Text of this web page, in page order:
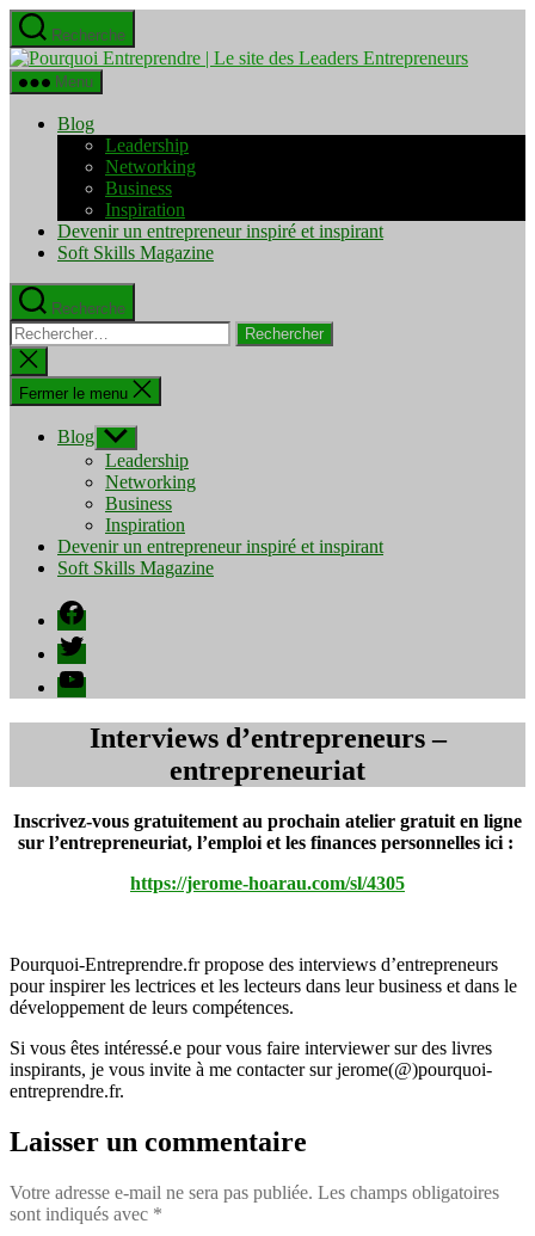
Aller
au
contenu
Recherche
Pourquoi
Menu
Blog
Leadership
Networking
Business
Inspiration
Devenir un entrepreneur inspiré et inspirant
Soft Skills Magazine
Recherche
Rechercher :
Fermer
la
recherche
Fermer le menu
Blog Afficher
le
sous-
menu
Leadership
Networking
Business
Inspiration
Devenir un entrepreneur inspiré et inspirant
Soft Skills Magazine
Facebook
Twitter
YouTube
Interviews d’entrepreneurs –
entrepreneuriat
Inscrivez-vous gratuitement au prochain atelier gratuit en ligne
sur l’entrepreneuriat, l’emploi et les finances personnelles ici :
https://jerome-hoarau.com/sl/4305
Pourquoi-Entreprendre.fr propose des interviews d’entrepreneurs
pour inspirer les lectrices et les lecteurs dans leur business et dans le
développement de leurs compétences.
Si vous êtes intéressé.e pour vous faire interviewer sur des livres
inspirants, je vous invite à me contacter sur jerome(@)pourquoi-
entreprendre.fr.
Laisser un commentaire
Votre adresse e-mail ne sera pas publiée. Les champs obligatoires
sont indiqués avec *